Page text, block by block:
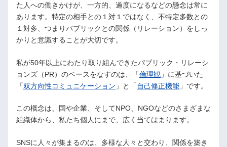
た人への働きかけが、一方的、過度になるなどの懸念は常に
あります。特定の相手との１対１ではなく、不特定多数との
１対多、つまりパブリックとの関係（リレーション）をしっ
かりと意識することが大切です。
私が50年以上にわたり取り組んできたパブリック・リレーシ
ョンズ（PR）のベースをなすのは、「倫理観 」に基づいた
「双方向性コミュニケーション 」と「自己修正機能 」です。
この概念は、国や企業、そしてNPO、NGOなどのさまざまな
組織体から、私たち個人にまで、広く当てはまります。
SNSに人々が集まるのは、多様な人々と交わり、関係を築き